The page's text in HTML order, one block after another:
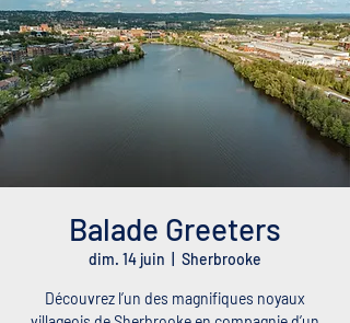
Balade Greeters
dim. 14 juin Sherbrooke
Découvrez l’un des magnifiques noyaux